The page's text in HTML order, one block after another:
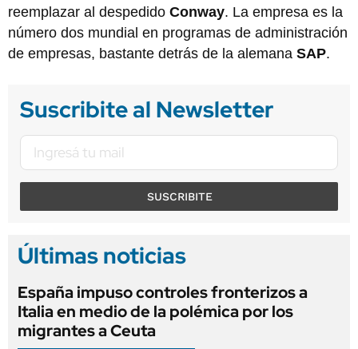
reemplazar al despedido Conway. La empresa es la
número dos mundial en programas de administración
de empresas, bastante detrás de la alemana SAP.
Suscribite al Newsletter
SUSCRIBITE
Últimas noticias
España impuso controles fronterizos a
Italia en medio de la polémica por los
migrantes a Ceuta